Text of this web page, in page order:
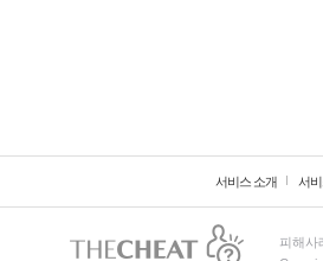
서비스 소개 서
피해사